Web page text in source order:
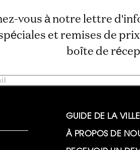
vous à notre lettre
et remises de
boîte de
GUIDE DE LA
À PROPOS DE